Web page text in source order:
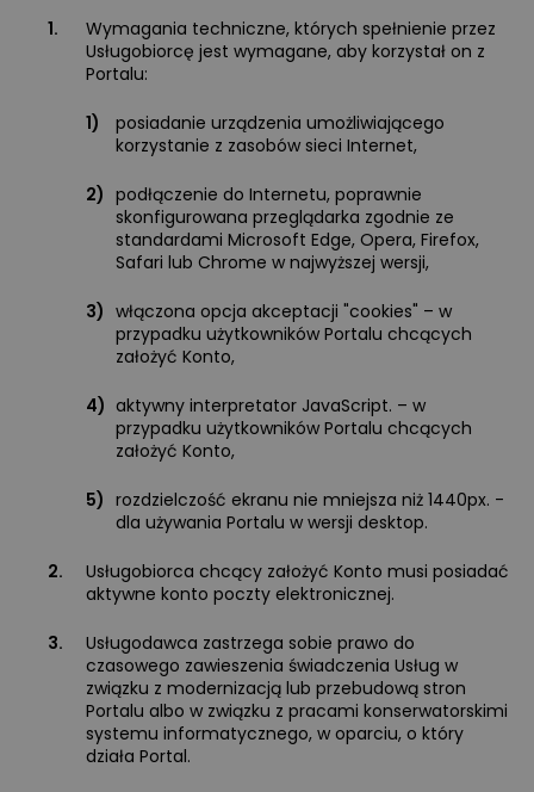
1.
Wymagania techniczne, których spełnienie przez
Usługobiorcę jest wymagane, aby korzystał on z
Portalu:
1)
posiadanie urządzenia umożliwiającego
korzystanie z zasobów sieci Internet,
2) podłączenie do Internetu, poprawnie
skonfigurowana przeglądarka zgodnie ze
standardami Microsoft Edge, Opera, Firefox,
Safari lub Chrome w najwyższej wersji,
3) włączona opcja akceptacji "cookies" – w
przypadku użytkowników Portalu chcących
założyć Konto,
4) aktywny interpretator JavaScript. – w
przypadku użytkowników Portalu chcących
założyć Konto,
5) rozdzielczość ekranu nie mniejsza niż 1440px. -
dla używania Portalu w wersji desktop.
2.
Usługobiorca chcący założyć Konto musi posiadać
aktywne konto poczty elektronicznej.
3.
Usługodawca zastrzega sobie prawo do
czasowego zawieszenia świadczenia Usług w
związku z modernizacją lub przebudową stron
Portalu albo w związku z pracami konserwatorskimi
systemu informatycznego, w oparciu, o który
działa Portal.